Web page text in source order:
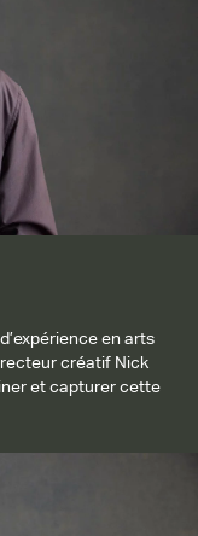
en arts
créatif Nick
et capturer cette